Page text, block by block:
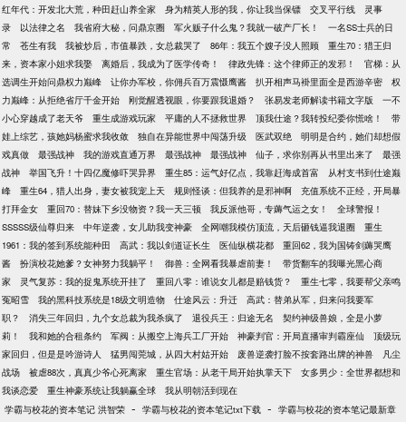
红年代：开发北大荒，种田赶山养全家
身为精英人形的我，你让我当保镖 交叉平行线
灵事
录
以法律之名 我省府大秘，问鼎京圈 军火贩子什么鬼？我就一破产厂长！
一名SS士兵的日
常
苍生有我 我被炒后，市值暴跌，女总裁哭了 86年：我五个嫂子没人照顾
重生70：猎王归
来，资本家小姐求我娶
离婚后，我成为了医学传奇！ 律政先锋：这个律师正的发邪！
官梯：从
选调生开始问鼎权力巅峰
让你办军校，你佣兵百万震慑鹰酱 扒开相声马褂里面全是西游辛密
权
力巅峰：从拒绝省厅千金开始
刚觉醒透视眼，你要跟我退婚？ 张易发老师解读书籍文字版
一不
小心穿越成了老天爷
重生成游戏玩家 平庸的人不拯救世界 顶我仕途？我转投纪委你慌啥！
带
娃上综艺，孩她妈杨蜜求我收敛
独自在异能世界中闯荡升级 医武双绝
明明是合约，她们却想假
戏真做
最强战神 我的游戏直通万界 最强战神 最强战神 仙子，求你别再从书里出来了
最强
战神
举国飞升！十四亿魔修吓哭异界 重生85：运气好亿点，我靠赶海成首富
从村支书到仕途巅
峰
重生64，猎人出身，妻女被我宠上天 规则怪谈：但我养的是邪神啊
充值系统不正经，开局暴
打拜金女
重回70：替妹下乡没物资？我一天三顿 我反派他哥，专薅气运之女！
全球警报！
SSSSS级仙尊归来
中年逆袭，女儿助我变神豪 全网嘲我模仿顶流，天后砸钱逼我退圈
重生
1961：我的签到系统能种田
高武：我以剑道证长生 医仙纵横花都
重回62，我为国铸剑薅哭鹰
酱
扮演校花她爹？女神努力我躺平！ 御兽：全网看我暴虐前妻！
带货翻车的我曝光黑心商
家
灵气复苏：我的捉鬼系统开挂了 重回八零：谁说女儿都是赔钱货？
重生七零，我要帮父亲鸣
冤昭雪
我的黑科技系统是18级文明造物 仕途风云：升迁
高武：替弟从军，归来问我要军
职？
消失三年回归，九个女总裁为我杀疯了 退役兵王：归途无名
契约神级兽娘，全是小萝
莉！
我和她的合租条约 军阀：从搬空上海兵工厂开始 神豪判官：开局直播审判霸座仙
顶级玩
家回归，但是是吟游诗人
猛男闯莞城，从四大村姑开始 废兽逆袭打脸不按套路出牌的神兽
凡尘
战场
被虐88次，真真少爷心死离家 重生官场：从老干局开始执掌天下
女多男少：全世界都想和
我谈恋爱
重生神豪系统让我躺赢全球
我从明朝活到现在
学霸与校花的资本笔记 洪智荣 - 学霸与校花的资本笔记txt下载 - 学霸与校花的资本笔记最新章